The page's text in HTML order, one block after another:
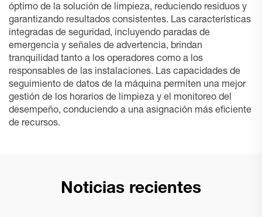
óptimo de la solución de limpieza, reduciendo residuos y
garantizando resultados consistentes. Las características
integradas de seguridad, incluyendo paradas de
emergencia y señales de advertencia, brindan
tranquilidad tanto a los operadores como a los
responsables de las instalaciones. Las capacidades de
seguimiento de datos de la máquina permiten una mejor
gestión de los horarios de limpieza y el monitoreo del
desempeño, conduciendo a una asignación más eficiente
de recursos.
Noticias recientes